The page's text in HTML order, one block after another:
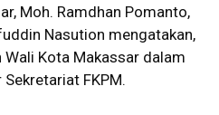
Moh. Ramdhan Pomanto,
Nasution mengatakan,
Kota Makassar dalam
FKPM.